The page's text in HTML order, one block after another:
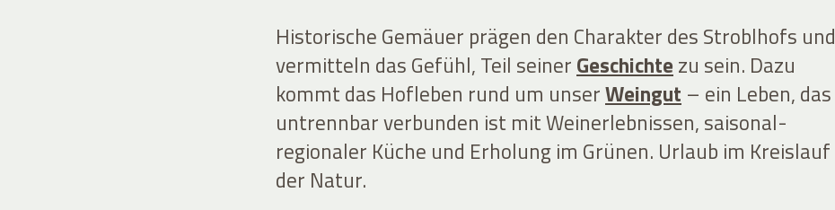
Historische Gemäuer prägen den Charakter des Stroblhofs und
vermitteln das Gefühl, Teil seiner Geschichte zu sein. Dazu
kommt das Hofleben rund um unserWeingut – ein Leben, das
untrennbar verbunden ist mit Weinerlebnissen, saisonal-
regionaler Küche und Erholung im Grünen. Urlaub im Kreislauf
der Natur.